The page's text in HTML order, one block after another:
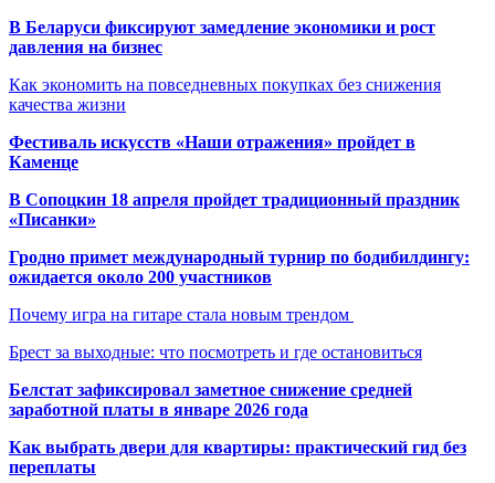
В Беларуси фиксируют замедление экономики и рост
давления на бизнес
Как экономить на повседневных покупках без снижения
качества жизни
Фестиваль искусств «Наши отражения» пройдет в
Каменце
В Сопоцкин 18 апреля пройдет традиционный праздник
«Писанки»
Гродно примет международный турнир по бодибилдингу:
ожидается около 200 участников
Почему игра на гитаре стала новым трендом
Брест за выходные: что посмотреть и где остановиться
Белстат зафиксировал заметное снижение средней
заработной платы в январе 2026 года
Как выбрать двери для квартиры: практический гид без
переплаты